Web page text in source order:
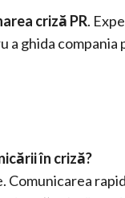
criză PR.
ghida compania
în criză?